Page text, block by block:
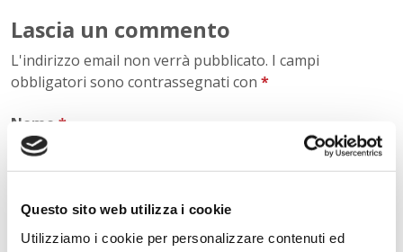
Questo sito web utilizza i cookie
Utilizziamo i cookie per personalizzare contenuti ed
Lascia un commento
L'indirizzo email non verrà pubblicato. I campi
obbligatori sono contrassegnati con *
Nome *
E-mail*